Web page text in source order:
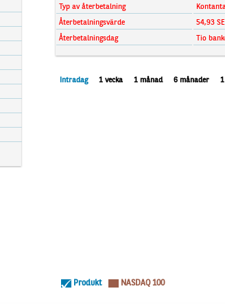
Typ av återbetalning
Återbetalningsvärde 54,93
Återbetalningsdag Tio
Intradag 1 vecka 1 månad 6 månader
Produkt NASDAQ 100